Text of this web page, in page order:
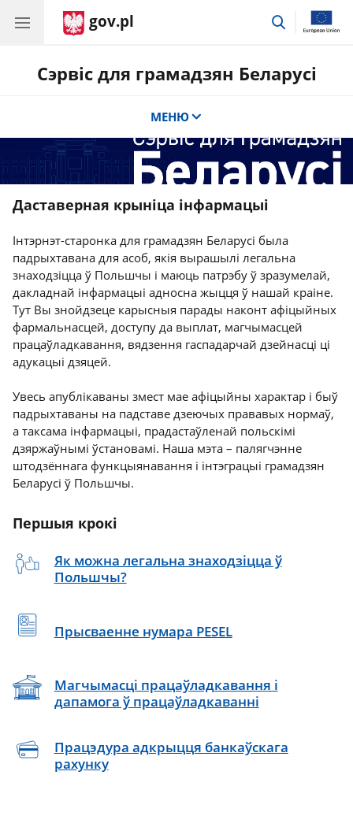
gov.pl
Перайсці
Сэрвіс для грамадзян Беларусі
МЕНЮ
Даставерная крыніца інфармацыі
Інтэрнэт-старонка для грамадзян Беларусі была
падрыхтавана для асоб, якія вырашылі легальна
знаходзіцца ў Польшчы і маюць патрэбу ў зразумелай,
дакладнай інфармацыі адносна жыцця ў нашай краіне.
Тут Вы знойдзеце карысныя парады наконт афіцыйных
фармальнасцей, доступу да выплат, магчымасцей
працаўладкавання, вядзення гаспадарчай дзейнасці ці
адукацыі дзяцей.
Увесь апублікаваны змест мае афіцыйны характар і быў
падрыхтаваны на падставе дзеючых прававых нормаў,
а таксама інфармацыі, прадастаўленай польскімі
дзяржаўнымі ўстановамі. Наша мэта – палягчэнне
штодзённага функцыянавання і інтэграцыі грамадзян
Беларусі ў Польшчы.
Першыя крокі
Як можна легальна знаходзіцца ў
Польшчы?
Прысваенне нумара PESEL
Магчымасці працаўладкавання і
дапамога ў працаўладкаванні
Працэдура адкрыцця банкаўскага
рахунку